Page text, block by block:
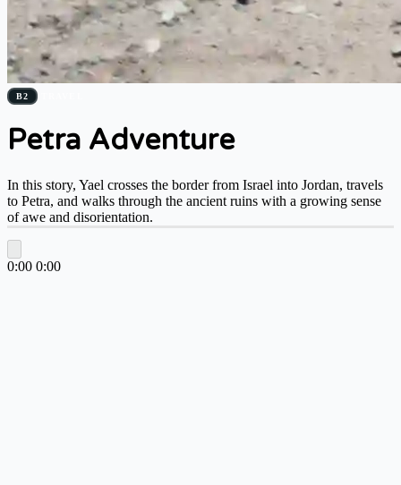
B2
Petra Adventure
In this story, Yael crosses the border from Israel into Jordan, travels
to Petra, and walks through the ancient ruins with a growing sense
of awe and disorientation.
0:00 0:00